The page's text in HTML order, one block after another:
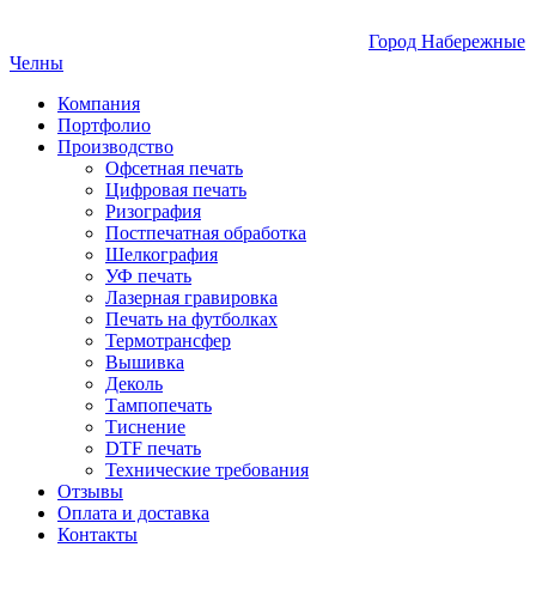
Город Набережные
Челны
Компания
Портфолио
Производство
Офсетная печать
Цифровая печать
Ризография
Постпечатная обработка
Шелкография
УФ печать
Лазерная гравировка
Печать на футболках
Термотрансфер
Вышивка
Деколь
Тампопечать
Тиснение
DTF печать
Технические требования
Отзывы
Оплата и доставка
Контакты